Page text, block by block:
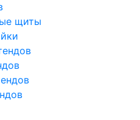
щиты